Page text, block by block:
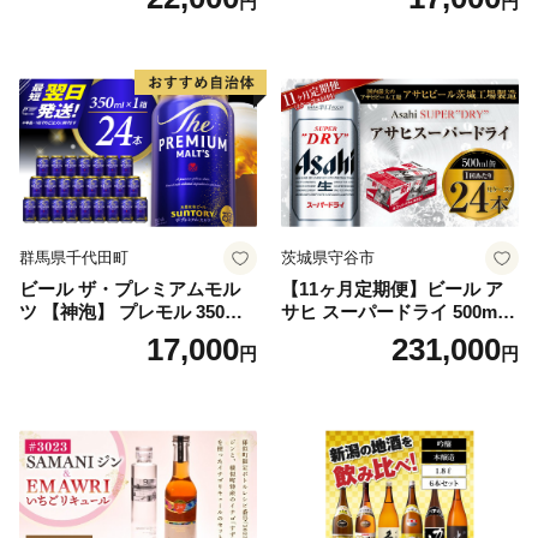
群馬県千代田町
ビール ザ・プレミアムモル
ツ 【神泡】 プレモル 350ml
× 24本 サントリー〈天然水の
ビール工場〉群馬※沖縄・離
17,000円
茨城県守谷市
【11ヶ月定期便】ビール ア
サヒ スーパードライ 500ml 2
4本 1ケース×11ヶ月 | アサヒ
ビール 究極の辛口 酒 お酒 ア
uper dry 11回 缶ビール 缶 ギ
フト 内祝い 茨城県守谷市 送
料無料
231,000円